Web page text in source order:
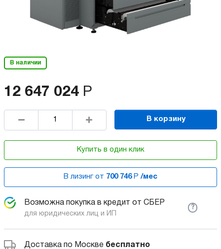
В наличии
12 647 024 Р
В корзину
Купить в один клик
В лизинг от 700 746 Р /мес
Возможна покупка в кредит от СБЕР
для юридических лиц и ИП
?
Доставка по Москве бесплатно